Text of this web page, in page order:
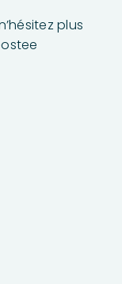
plus